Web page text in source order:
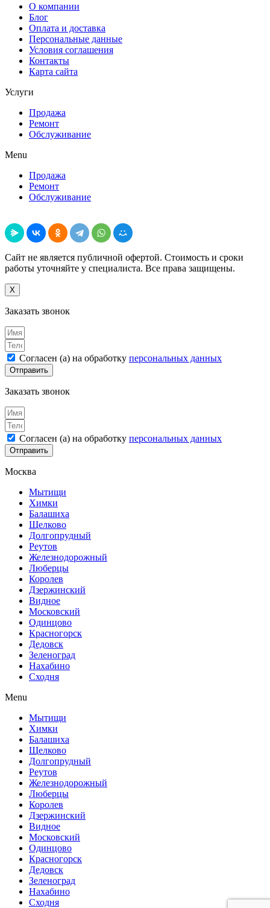
О компании
Блог
Оплата и доставка
Персональные данные
Условия соглашения
Контакты
Карта сайта
Услуги
Продажа
Ремонт
Обслуживание
Menu
Продажа
Ремонт
Обслуживание
Сайт не является публичной офертой. Стоимость и сроки
работы уточняйте у специалиста. Все права защищены.
X
Заказать звонок
Согласен (а) на обработку персональных данных
Отправить
Заказать звонок
Согласен (а) на обработку персональных данных
Отправить
Москва
Мытищи
Химки
Балашиха
Щелково
Долгопрудный
Реутов
Железнодорожный
Люберцы
Королев
Дзержинский
Видное
Московский
Одинцово
Красногорск
Дедовск
Зеленоград
Нахабино
Сходня
Menu
Мытищи
Химки
Балашиха
Щелково
Долгопрудный
Реутов
Железнодорожный
Люберцы
Королев
Дзержинский
Видное
Московский
Одинцово
Красногорск
Дедовск
Зеленоград
Нахабино
Сходня